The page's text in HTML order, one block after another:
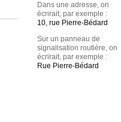
Dans une adresse, on
écrirait, par exemple :
10, rue Pierre-Bédard
Sur un panneau de
signalisation routière, on
écrirait, par exemple :
Rue Pierre-Bédard